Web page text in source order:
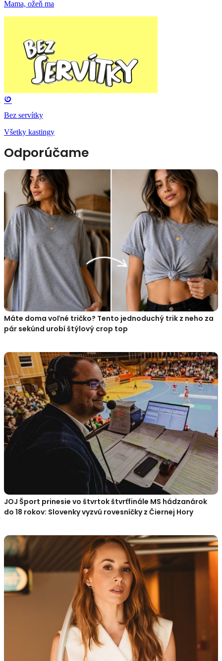
Mama, ožeň ma
Bez servítky
Všetky kastingy
Odporúčame
Máte doma voľné tričko? Tento jednoduchý trik z neho za
pár sekúnd urobí štýlový crop top
JOJ Šport prinesie vo štvrtok štvrťfinále MS hádzanárok
do 18 rokov: Slovenky vyzvú rovesníčky z Čiernej Hory